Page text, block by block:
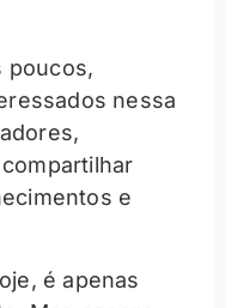
poucos,
nessa
e
é apenas